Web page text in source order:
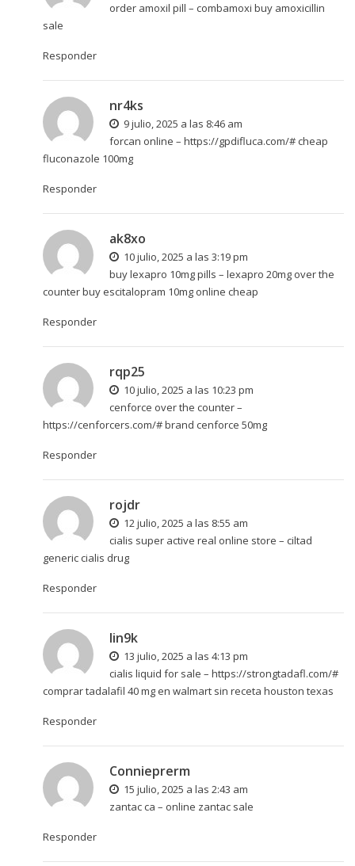
order amoxil pill – combamoxi buy amoxicillin
sale
Responder
nr4ks
9 julio, 2025 a las 8:46 am
forcan online – https://gpdifluca.com/#cheap
fluconazole 100mg
Responder
ak8xo
10 julio, 2025 a las 3:19 pm
buy lexapro 10mg pills – lexapro 20mg over the
counterbuy escitalopram 10mg online cheap
Responder
rqp25
10 julio, 2025 a las 10:23 pm
cenforce over the counter –
https://cenforcers.com/#brand cenforce 50mg
Responder
rojdr
12 julio, 2025 a las 8:55 am
cialis super active real online store – ciltad
genericcialis drug
Responder
lin9k
13 julio, 2025 a las 4:13 pm
cialis liquid for sale – https://strongtadafl.com/#
comprar tadalafil 40 mg en walmart sin receta houston texas
Responder
Connieprerm
15 julio, 2025 a las 2:43 am
zantac ca – online zantac sale
Responder